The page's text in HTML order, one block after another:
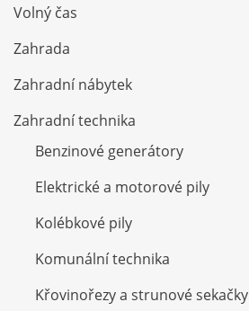
Volný čas
Zahrada
Zahradní nábytek
Zahradní technika
Benzinové generátory
Elektrické a motorové pily
Kolébkové pily
Komunální technika
Křovinořezy a strunové sekačky